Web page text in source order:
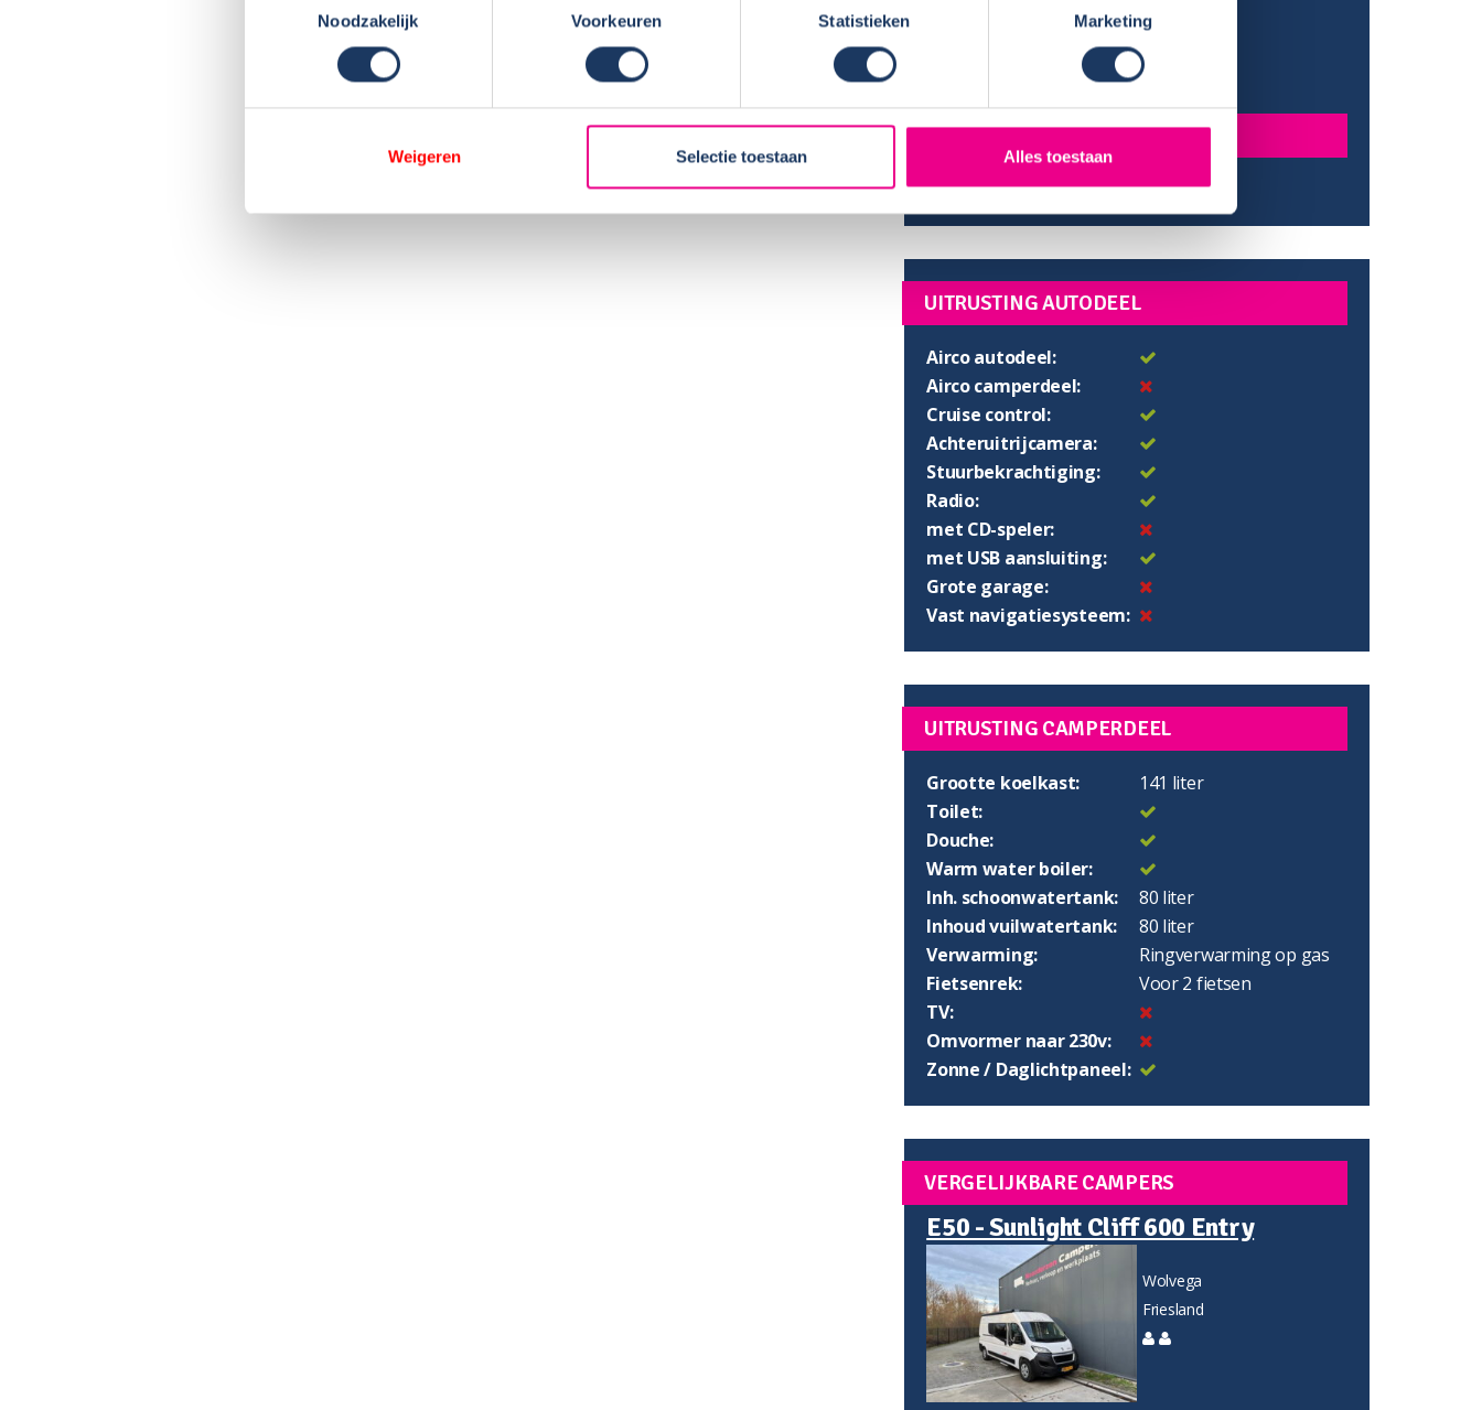
Noodzakelijk
Voorkeuren Statistieken Marketing
Weigeren Selectie toestaan Alles toestaan
640 cm
205 cm
SLAPEN
Hefbed: 192x191 cm
UITRUSTING AUTODEEL
Airco autodeel:
Airco camperdeel:
Cruise control:
Achteruitrijcamera:
Stuurbekrachtiging:
Radio:
met CD-speler:
met USB aansluiting:
Grote garage:
Vast navigatiesysteem:
UITRUSTING CAMPERDEEL
Grootte koelkast:
141 liter
Toilet:
Douche:
Warm water boiler:
Inh. schoonwatertank:
80 liter
Inhoud vuilwatertank:
80 liter
Verwarming:
Ringverwarming op gas
Fietsenrek:
Voor 2 fietsen
TV:
Omvormer naar 230v:
Zonne / Daglichtpaneel:
VERGELIJKBARE CAMPERS
E50 - Sunlight Cliff 600 Entry
Wolvega
Friesland